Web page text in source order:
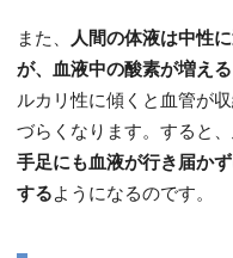
また、
人間の体液は中性
が、血液中の酸素が増え
ルカリ性に傾くと血管が
づらくなります。すると、
手足にも血液が行き届か
するようになるのです。